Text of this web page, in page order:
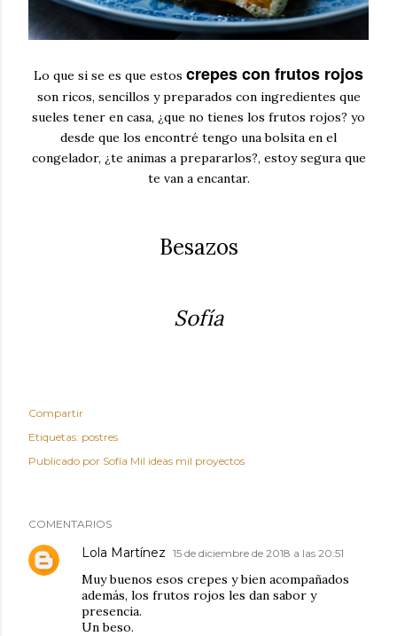
Lo que si se es que estos crepes con frutos rojos
son ricos, sencillos y preparados con ingredientes que
sueles tener en casa, ¿que no tienes los frutos rojos? yo
desde que los encontré tengo una bolsita en el
congelador, ¿te animas a prepararlos?, estoy segura que
te van a encantar.
Besazos
Sofía
Compartir
Etiquetas: postres
Publicado por Sofía Mil ideas mil proyectos
COMENTARIOS
Lola Martínez 15 de diciembre de 2018 a las 20:51
Muy buenos esos crepes y bien acompañados
además, los frutos rojos les dan sabor y
presencia.
Un beso.